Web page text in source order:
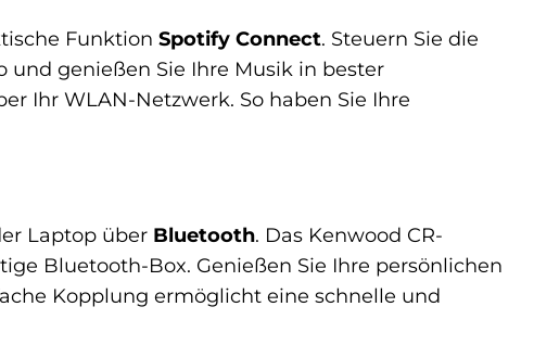
Funktion Spotify Connect. Steuern Sie die
genießen Sie Ihre Musik in bester
Ihr WLAN-Netzwerk. So haben Sie Ihre
Laptop über Bluetooth. Das Kenwood CR-
Bluetooth-Box. Genießen Sie Ihre persönlichen
Kopplung ermöglicht eine schnelle und